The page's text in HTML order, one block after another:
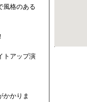
風格のある
トアップ演
かりま